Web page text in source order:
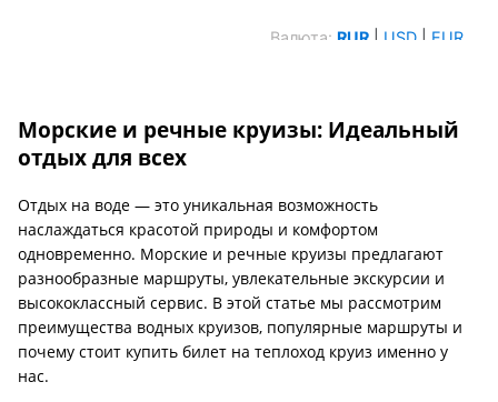
Морские и речные круизы: Идеальный
отдых для всех
Отдых на воде — это уникальная возможность
наслаждаться красотой природы и комфортом
одновременно. Морские и речные круизы предлагают
разнообразные маршруты, увлекательные экскурсии и
высококлассный сервис. В этой статье мы рассмотрим
преимущества водных круизов, популярные маршруты и
почему стоит купить билет на теплоход круиз именно у
нас.